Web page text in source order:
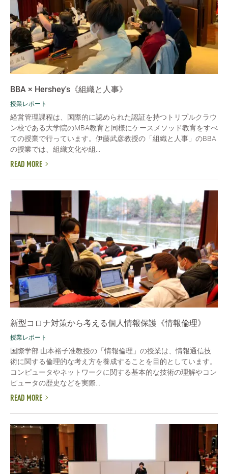
BBA × Hershey's《組織と人事》
授業レポート
経営管理課程は、国際的に認められた認証を持つトリプルクラウ
ン校である大学院のMBA教育と同様にケースメソッド教育をすべ
ての授業で行っています。伊藤武彦教授の「組織と人事」のBBA
の授業では、組織文化や組...
READ MORE
新型コロナ対策から考える個人情報保護《情報倫理》
授業レポート
国際学部 山本裕子准教授の「情報倫理」の授業は、情報通信技
術に関する倫理的な考え方を養成することを目的としています。
コンピュータやネットワークに関する基本的な技術の理解やコン
ピュータの歴史などを実際...
READ MORE